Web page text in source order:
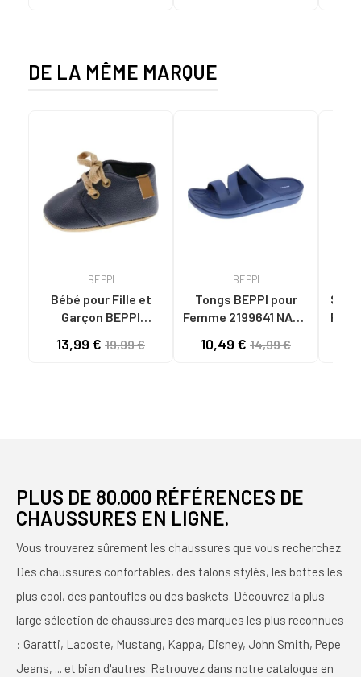
DE LA MÊME MARQUE
BEPPI
Bébé pour Fille et
Garçon BEPPI
13,99 € 19,99 €
BEPPI
Tongs BEPPI pour
Femme 2199641 NAVY
10,49 € 14,99 €
PLUS DE 80.000 RÉFÉRENCES DE
CHAUSSURES EN LIGNE.
Vous trouverez sûrement les chaussures que vous recherchez.
Des chaussures confortables, des talons stylés, les bottes les
plus cool, des pantoufles ou des baskets. Découvrez la plus
large sélection de chaussures des marques les plus reconnues
: Garatti, Lacoste, Mustang, Kappa, Disney, John Smith, Pepe
Jeans, ... et bien d'autres. Retrouvez dans notre catalogue en